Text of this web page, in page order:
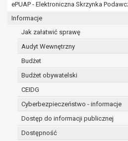
ePUAP - Elektroniczna Skrzynka
Informacje
Jak załatwić sprawę
Audyt Wewnętrzny
Budżet
Budżet obywatelski
CEIDG
Cyberbezpieczeństwo - informacje
Dostęp do informacji publicznej
Dostępność
osobowe w imieniu
osobowych;
podmioty
przepisów prawa.
Pani/Pana dane osobowe
przez okres niezbędny do
zostały zebrane oraz
archiwizacji określonymi
powszechnie
W przypadku, gdy dane